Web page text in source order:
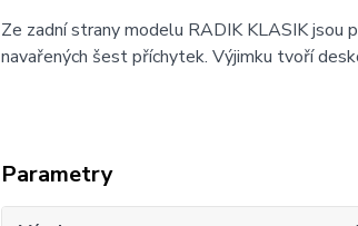
Ze zadní strany modelu RADIK KLASIK
navařených šest příchytek. Výjimku tvoří
Parametry